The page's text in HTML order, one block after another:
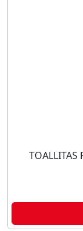
TOALLITAS